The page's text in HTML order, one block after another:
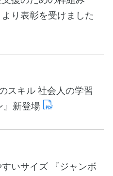
より表彰を受けました
スキル 社会人の学習
』新登場
いサイズ 『ジャンボ